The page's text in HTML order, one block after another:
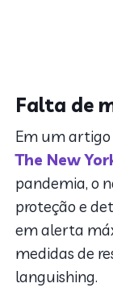
Falta de
Em um
The New
pandemia, o
proteção e
em alerta
medidas de
languishing.